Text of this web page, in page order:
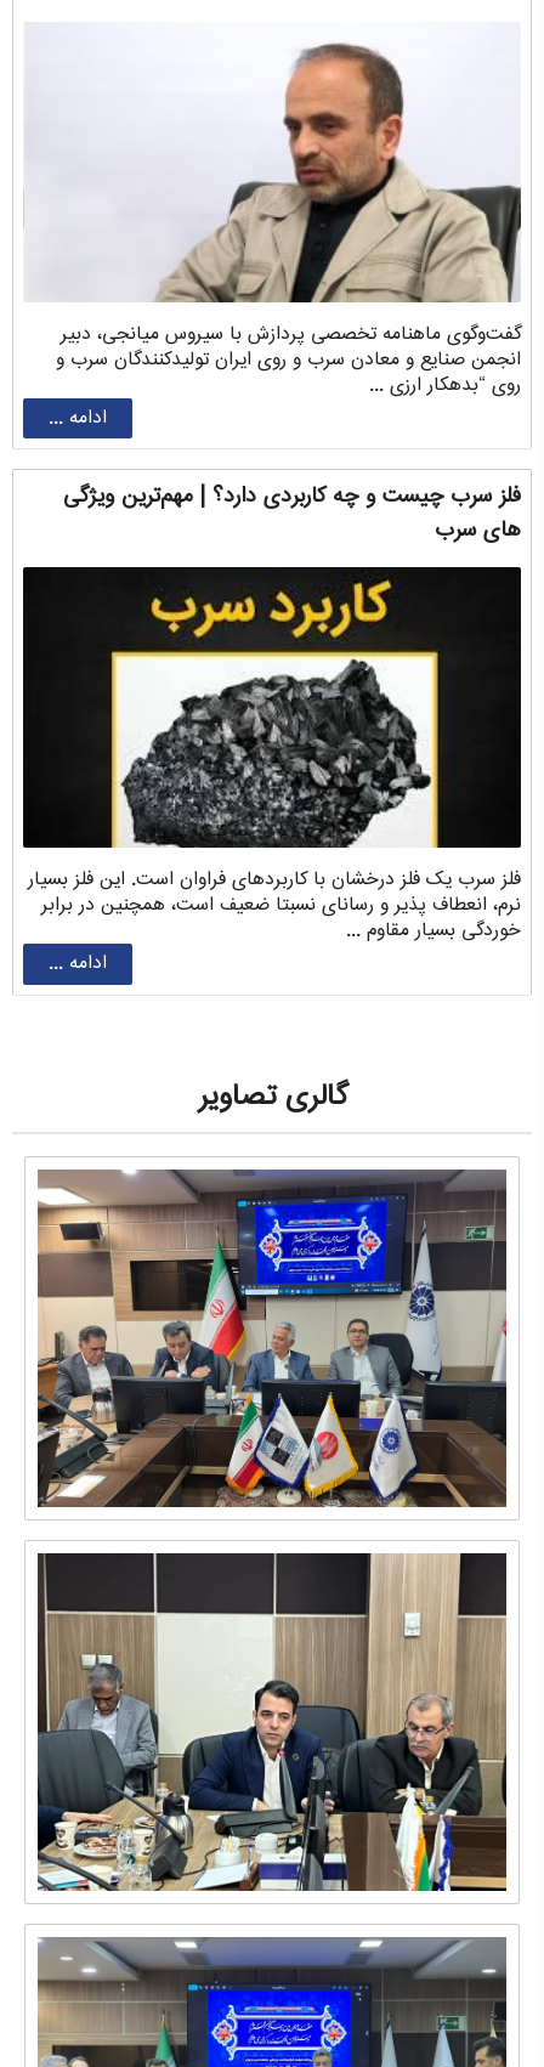
گفت‌وگوی ماهنامه تخصصی پردازش با سیروس ‌میانجی، دبیر
انجمن صنایع و معادن سرب و روی ایران تولیدکنندگان سرب و
روی “بدهکار ارزی ...
ادامه ...
فلز سرب چیست و چه کاربردی دارد؟ | مهم‌ترین ویژگی
های سرب
فلز سرب یک فلز درخشان با کاربردهای فراوان است. این فلز بسیار
نرم، انعطاف پذیر و رسانای نسبتا ضعیف است، همچنین در برابر
خوردگی بسیار مقاوم ...
ادامه ...
گالری تصاویر